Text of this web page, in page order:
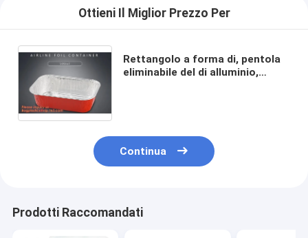
Ottieni Il Miglior Prezzo Per
Rettangolo a forma di, pentola
eliminabile del di alluminio,
Continua
Prodotti Raccomandati